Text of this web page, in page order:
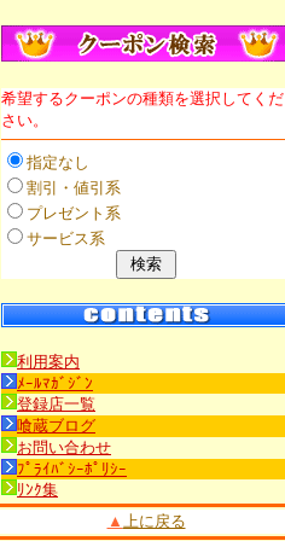
希望するクーポンの種類を選択してくだ
さい。
指定なし
割引・値引系
プレゼント系
サービス系
利用案内
ﾒｰﾙﾏｶﾞｼﾞﾝ
登録店一覧
喰蔵ブログ
お問い合わせ
ﾌﾟﾗｲﾊﾞｼｰﾎﾟﾘｼｰ
ﾘﾝｸ集
▲ 上に戻る